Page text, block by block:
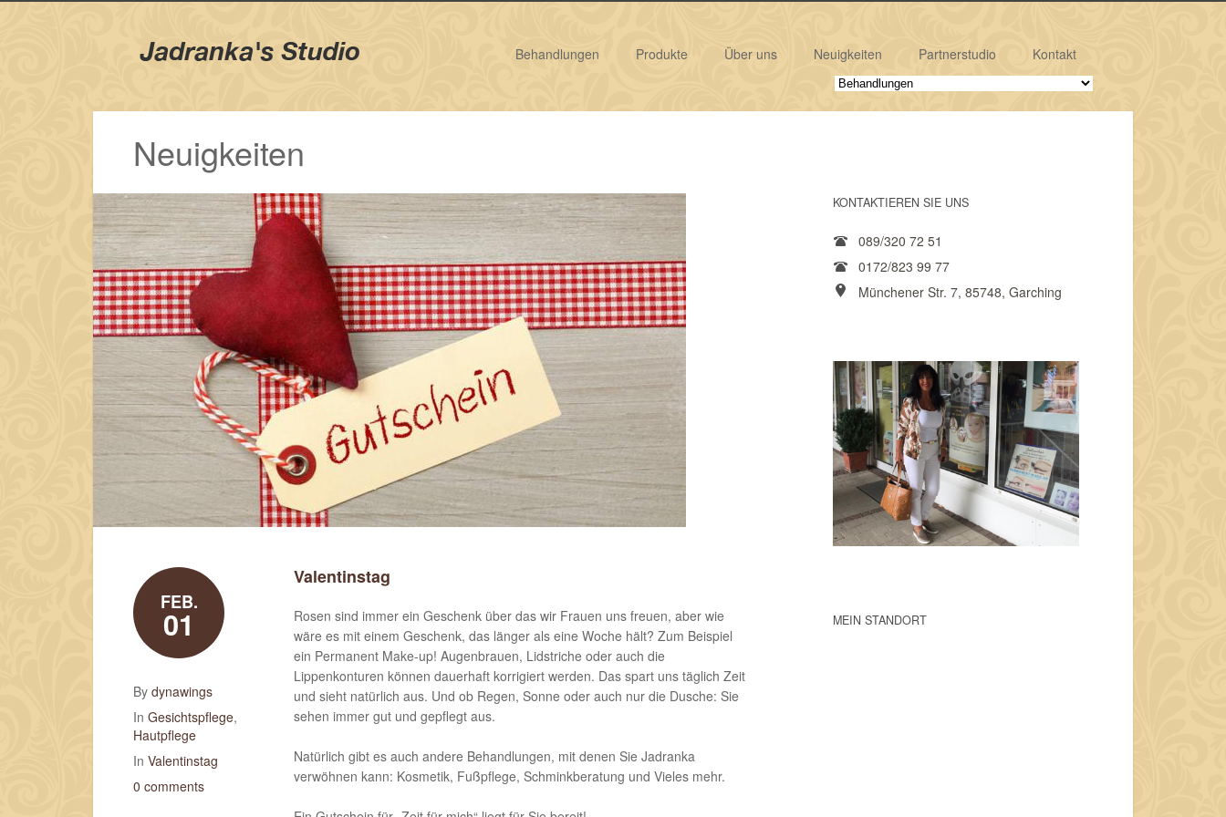
Behandlungen Produkte Über uns Neuigkeiten Partnerstudio Kontakt
Neuigkeiten
FEB.
01
By dynawings
In Gesichtspflege,
Hautpflege
In Valentinstag
0 comments
Valentinstag
Rosen sind immer ein Geschenk über das wir Frauen uns freuen, aber wie
wäre es mit einem Geschenk, das länger als eine Woche hält? Zum Beispiel
ein Permanent Make-up! Augenbrauen, Lidstriche oder auch die
Lippenkonturen können dauerhaft korrigiert werden. Das spart uns täglich Zeit
und sieht natürlich aus. Und ob Regen, Sonne oder auch nur die Dusche: Sie
sehen immer gut und gepflegt aus.
Natürlich gibt es auch andere Behandlungen, mit denen Sie Jadranka
verwöhnen kann: Kosmetik, Fußpflege, Schminkberatung und Vieles mehr.
KONTAKTIEREN SIE UNS
089/320 72 51
0172/823 99 77
Münchener Str. 7, 85748, Garching
MEIN STANDORT